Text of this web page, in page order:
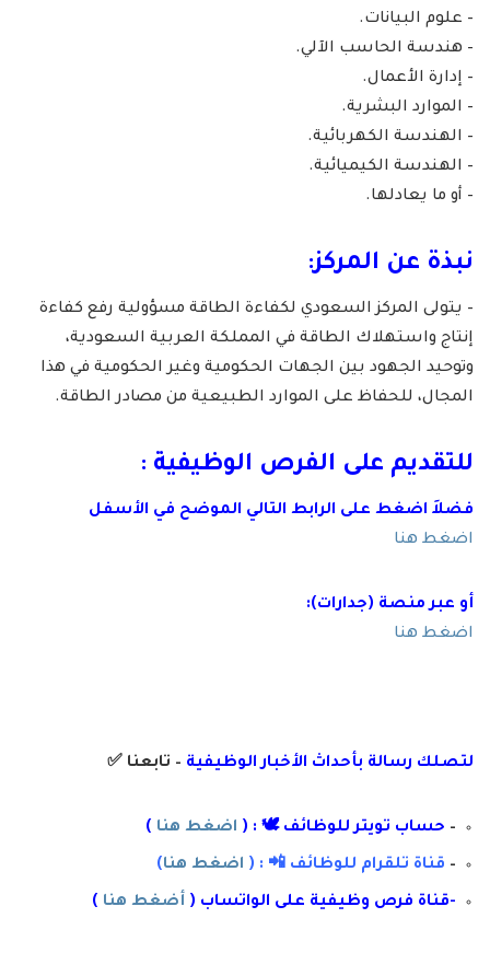
– علوم البيانات.
– هندسة الحاسب الآلي.
– إدارة الأعمال.
– الموارد البشرية.
– الهندسة الكهربائية.
– الهندسة الكيميائية.
– أو ما يعادلها.
نبذة عن المركز:
– يتولى المركز السعودي لكفاءة الطاقة مسؤولية رفع كفاءة
إنتاج واستهلاك الطاقة في المملكة العربية السعودية،
وتوحيد الجهود بين الجهات الحكومية وغير الحكومية في هذا
المجال، للحفاظ على الموارد الطبيعية من مصادر الطاقة.
للتقديم على الفرص الوظيفية :
فضلاَ اضغط على الرابط التالي الموضح في الأسفل
اضغط هنا
أو عبر منصة (جدارات):
اضغط هنا
لتصلك رسالة بأحداث الأخبار الوظيفية – تابعنا ✅
– حساب تويتر للوظائف 🕊 : ( اضغط هنا )
– قناة تلقرام للوظائف 📲 : ( اضغط هنا)
-قناة فرص وظيفية على الواتساب ( أضغط هنا )